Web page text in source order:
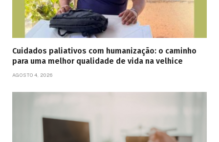
Cuidados paliativos com humanização: o caminho
para uma melhor qualidade de vida na velhice
AGOSTO 4, 2026